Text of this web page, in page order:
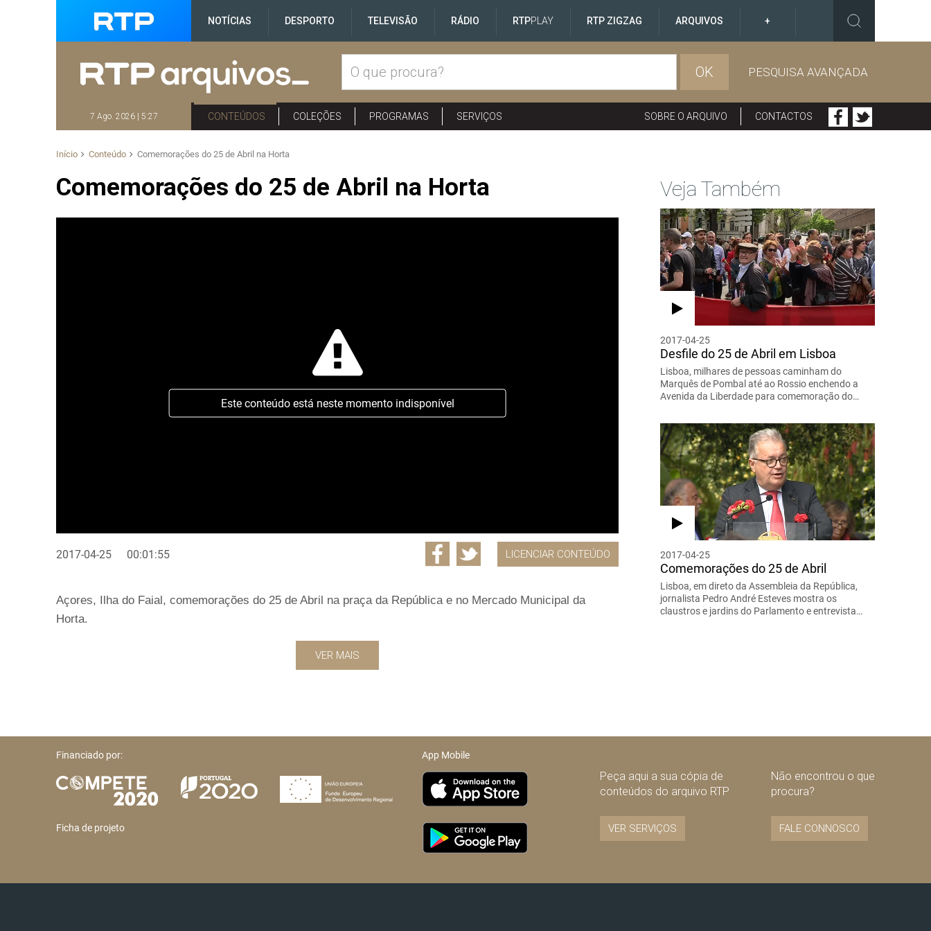
NOTÍCIAS DESPORTO TELEVISÃO RÁDIO RTPPLAY RTP ZIGZAG ARQUIVOS +
OK PESQUISA AVANÇADA
7 Ago. 2026 | 5:27 CONTEÚDOS COLEÇÕES PROGRAMAS SERVIÇOS SOBRE O ARQUIVO CONTACTOS
Início Conteúdo Comemorações do 25 de Abril na Horta
Comemorações do 25 de Abril na Horta
Este conteúdo está neste momento indisponível
2017-04-25 00:01:55 LICENCIAR CONTEÚDO
Açores, Ilha do Faial, comemorações do 25 de Abril na praça da República e no Mercado Municipal da
Horta.
VER MAIS
Veja Também
2017-04-25
Desfile do 25 de Abril em Lisboa
Lisboa, milhares de pessoas caminham do
Marquês de Pombal até ao Rossio enchendo a
Avenida da Liberdade para comemoração do…
2017-04-25
Comemorações do 25 de Abril
Lisboa, em direto da Assembleia da República,
jornalista Pedro André Esteves mostra os
claustros e jardins do Parlamento e entrevista…
Financiado por:
Ficha de projeto
App Mobile
Peça aqui a sua cópia de
conteúdos do arquivo RTP
VER SERVIÇOS
Não encontrou o que
procura?
FALE CONNOSCO